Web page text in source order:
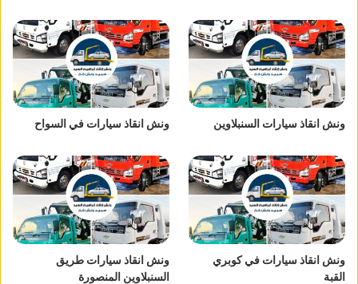
ونش انقاذ سيارات السنبلاوين ونش انقاذ سيارات في السواح
ونش انقاذ سيارات في كوبري
القبة
ونش انقاذ سيارات طريق
السنبلاوين المنصورة